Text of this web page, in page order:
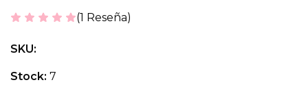
(1 Reseña)
SKU:
Stock: 7